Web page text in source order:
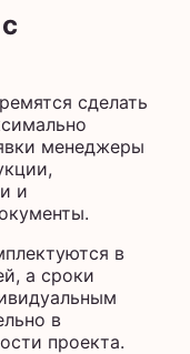
сделать
менеджеры
и
в
а сроки
в
проекта.